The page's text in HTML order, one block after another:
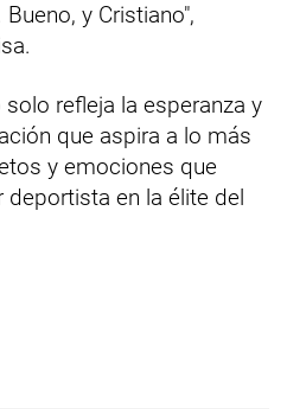
y Cristiano",
refleja la esperanza y
que aspira a lo más
y emociones que
deportista en la élite del